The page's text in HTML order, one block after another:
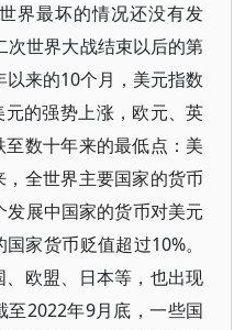
界最坏的情况还没有发
次世界大战结束以后的第
来的10个月，美元指数
的强势上涨，欧元、英
数十年来的最低点：美
全世界主要国家的货币
展中国家的货币对美元
家货币贬值超过10%。
欧盟、日本等，也出现
2022年9月底，一些国